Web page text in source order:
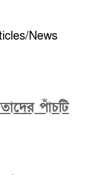
News
পাঁচটি